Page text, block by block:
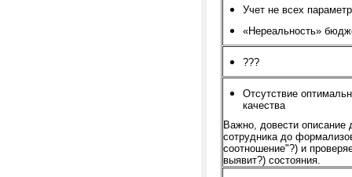
Учет не всех
«Нереальность»
???
Отсутствие
качества
Важно, довести
сотрудника до
соотношение"?) и
выявит?) состояния.